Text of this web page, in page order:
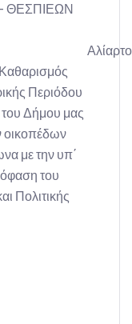
ΘΕΣΠΙΕΩΝ
Περιόδου
του Δήμου μας
οικοπέδων
με την υπ΄
του
Πολιτικής